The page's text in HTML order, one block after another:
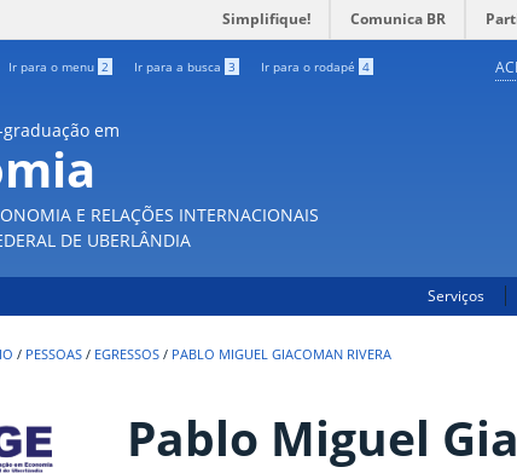
Simplifique! Comunica BR
Ir para o menu 2 Ir para a busca 3 Ir para o rodapé 4
em
E RELAÇÕES INTERNACIONAIS
DE UBERLÂNDIA
Serviços
/ PESSOAS / EGRESSOS / PABLO MIGUEL GIACOMAN RIVERA
Pablo Miguel